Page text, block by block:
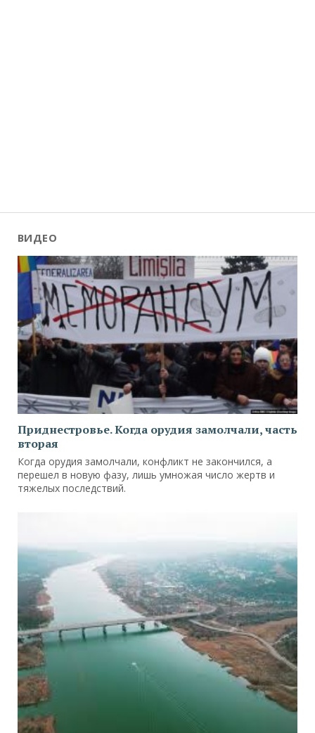
ВИДЕО
Приднестровье. Когда орудия замолчали, часть
вторая
Когда орудия замолчали, конфликт не закончился, а
перешел в новую фазу, лишь умножая число жертв и
тяжелых последствий.